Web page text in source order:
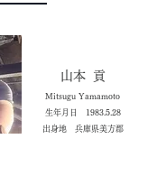
山本 貢
Mitsugu Yamamoto​
生年月日 1983.5.28
出身地 兵庫県美方郡